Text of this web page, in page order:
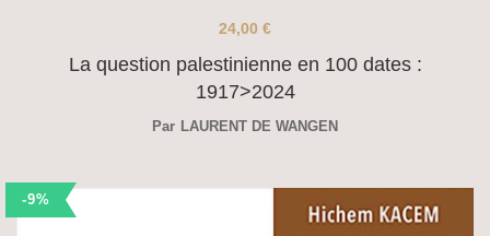
La question palestinienne en 100 dates :
1917>2024
24,00 €
Par LAURENT DE WANGEN
-9%